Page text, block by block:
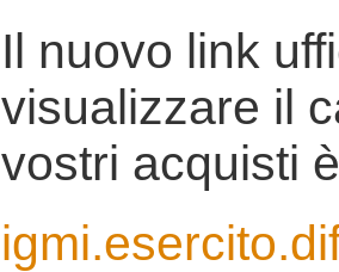
Il nuovo link
visualizzare il
vostri acquisti